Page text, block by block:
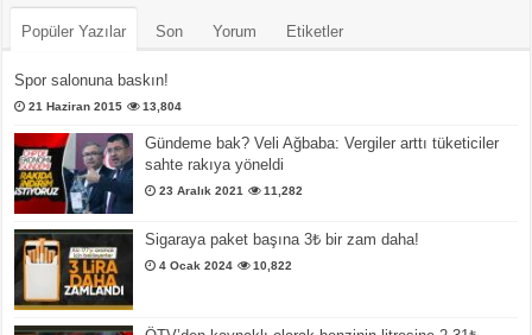
Popüler Yazılar Son Yorum Etiketler
Spor salonuna baskın!
21 Haziran 2015 13,804
Gündeme bak? Veli Ağbaba: Vergiler arttı tüketiciler
sahte rakıya yöneldi
23 Aralık 2021 11,282
Sigaraya paket başına 3₺ bir zam daha!
4 Ocak 2024 10,822